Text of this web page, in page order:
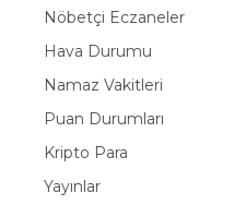
Nöbetçi Eczaneler
Hava Durumu
Namaz Vakitleri
Puan Durumları
Kripto Para
Yayınlar